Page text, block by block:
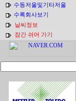
수동저울및기타저울
수록회사보기
날씨정보
잠간 쉬어 가기